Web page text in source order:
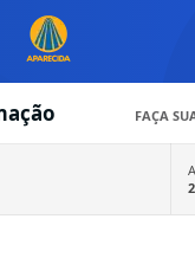
FAÇA